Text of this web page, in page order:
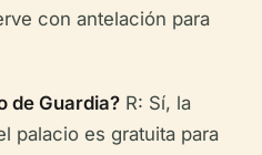
con antelación para
de Guardia? R: Sí, la
palacio es gratuita para